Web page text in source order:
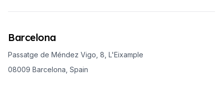
Barcelona
Passatge de Méndez Vigo, 8, L'Eixample
08009 Barcelona, Spain